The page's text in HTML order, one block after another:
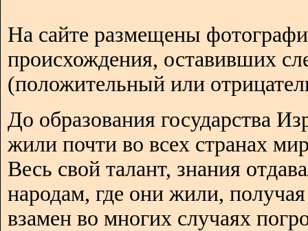
На сайте размещены
происхождения, оставивших
(положительный или
До образования государства
жили почти во всех странах
Весь свой талант, знания
народам, где они жили, получая
взамен во многих случаях